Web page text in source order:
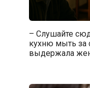
– Слушайте
кухню мыть за
выдержала